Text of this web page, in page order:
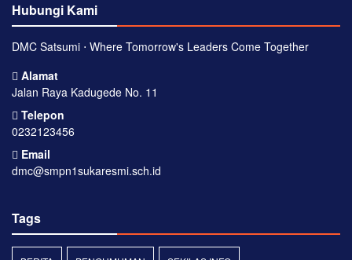
Hubungi Kami
DMC Satsumi ⋅ Where Tomorrow's Leaders Come Together
Alamat
Jalan Raya Kadugede No. 11
Telepon
0232123456
Email
dmc@smpn1sukaresmi.sch.id
Tags